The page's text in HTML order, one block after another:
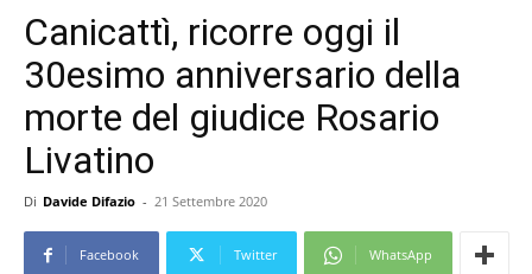
Canicattì, ricorre oggi il
30esimo anniversario della
morte del giudice Rosario
Livatino
Di Davide Difazio - 21 Settembre 2020
Facebook Twitter WhatsApp